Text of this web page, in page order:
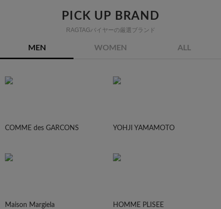
PICK UP BRAND
RAGTAGバイヤーの厳選ブランド
MEN WOMEN ALL
COMME des GARCONS YOHJI YAMAMOTO
Maison Margiela HOMME PLISEE